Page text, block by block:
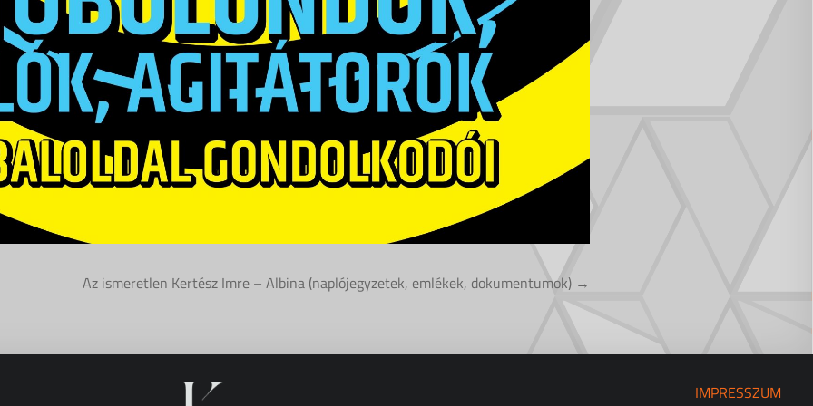
Az ismeretlen Kertész Imre – Albina (naplójegyzetek, emlékek, dokumentumok) →
IMPRESSZUM